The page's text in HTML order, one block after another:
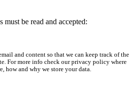
be read and accepted:
and content so that we can keep track of the
For more info check our privacy policy where
how and why we store your data.